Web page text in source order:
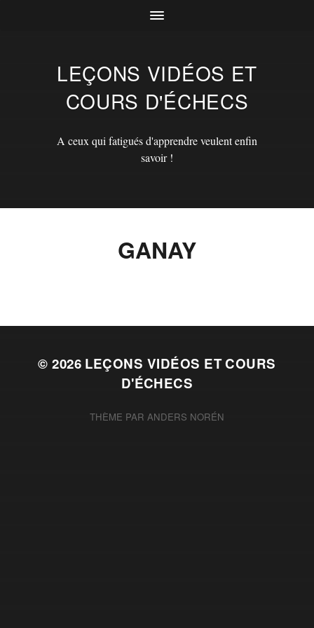
LEÇONS VIDÉOS ET
COURS D'ÉCHECS
A ceux qui fatigués d'apprendre veulent enfin
savoir !
GANAY
© 2026 LEÇONS VIDÉOS ET COURS
D'ÉCHECS
THÈME PAR ANDERS NORÉN